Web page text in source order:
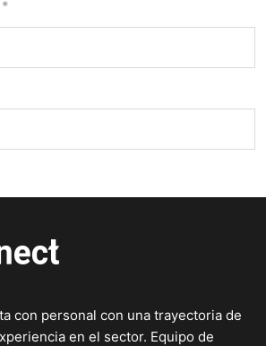
*
con personal con una trayectoria de
en el sector. Equipo de